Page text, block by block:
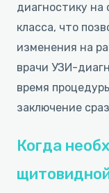
диагностику на
класса, что
изменения на
врачи УЗИ-
время
заключение
Когда